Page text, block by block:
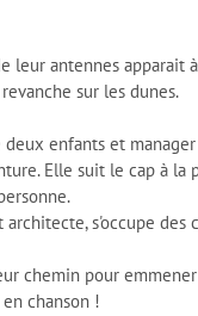
leur antennes apparait
sur les dunes.
enfants et
Elle suit le cap à la
architecte, s'occupe des
chemin pour
chanson !